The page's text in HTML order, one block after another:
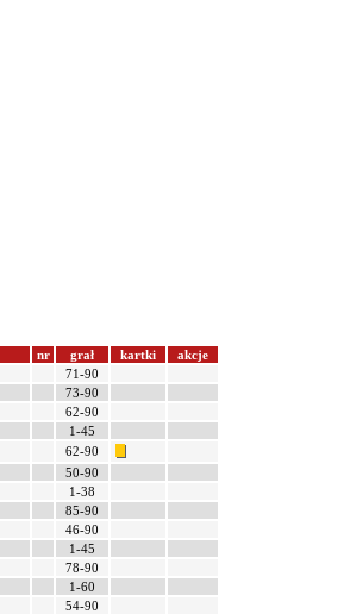
nr grał kartki
akcje
71-90
73-90
62-90
1-45
62-90
50-90
1-38
85-90
46-90
1-45
78-90
1-60
54-90